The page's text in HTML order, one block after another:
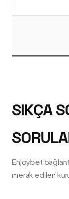
SIKÇA
Enjoybet
merak edilen